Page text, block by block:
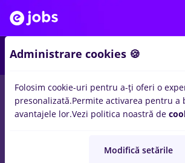
locuri de muncacu salarii food panda,
pentruStudent, Entry-Level (< 2 ani)in
Administrare cookies 🍪
Folosim cookie-uri pentru a-ți oferi o
presonalizată.Permite activarea pentru a
avantajele lor.Vezi politica noastră de
Modifică setările